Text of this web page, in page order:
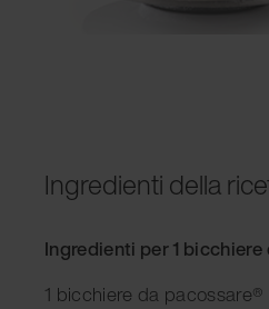
Ingredienti della
Ingredienti per 1
1 bicchiere da pacossare®